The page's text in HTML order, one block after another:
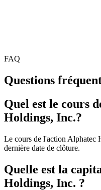
FAQ
Questions
Quel est le cours
Holdings, Inc.?
Le cours de l'action Alphatec
dernière date de clôture.
Quelle est la
Holdings, Inc. ?